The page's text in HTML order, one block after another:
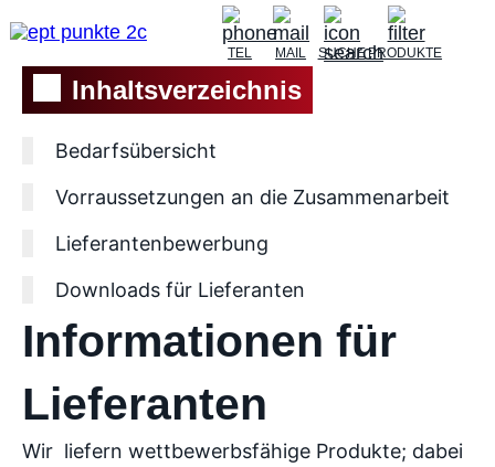
TEL MAIL SUCHEPRODUKTE
Inhaltsverzeichnis
Bedarfsübersicht
Vorraussetzungen an die Zusammenarbeit
Lieferantenbewerbung
Downloads für Lieferanten
Informationen für
Lieferanten
Wir liefern wettbewerbsfähige Produkte; dabei